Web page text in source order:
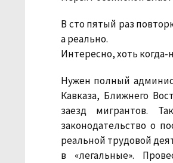
В сто пятый раз
а реально.
Интересно, хоть
Нужен полный
Кавказа, Ближнего
заезд мигрантов.
законодательство о
реальной трудовой
в «легальные».